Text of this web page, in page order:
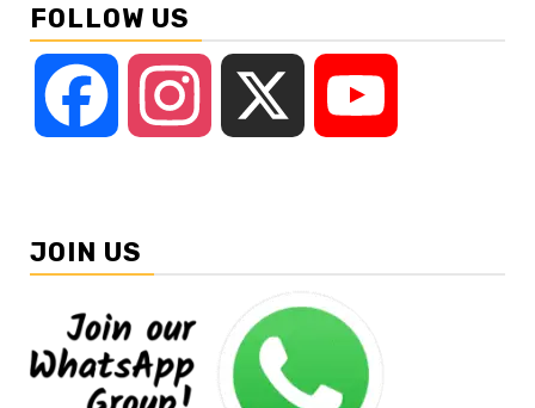
FOLLOW US
Facebook Instagram
JOIN US